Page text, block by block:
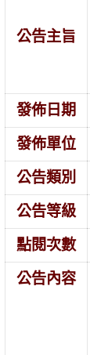
公告主旨
發佈日期
發佈單位
公告類別
公告等級
點閱次數
公告內容